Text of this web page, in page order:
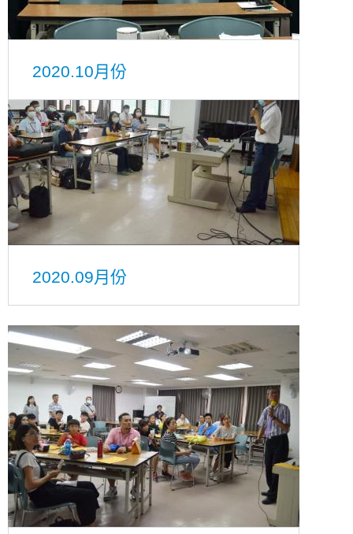
2020.10月份
2020.09月份